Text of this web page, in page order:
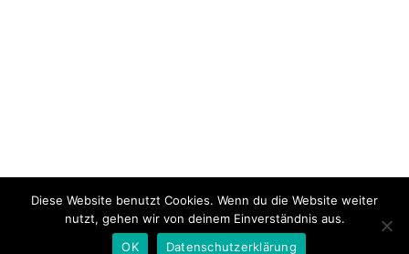
© Copyright - 2024 AutoMarktNews.de
Datenschutzerklärung FAQ Kontakt
Impressum
Diese Website benutzt Cookies. Wenn du die Website weiter
nutzt, gehen wir von deinem Einverständnis aus.
OK
Datenschutzerklärung